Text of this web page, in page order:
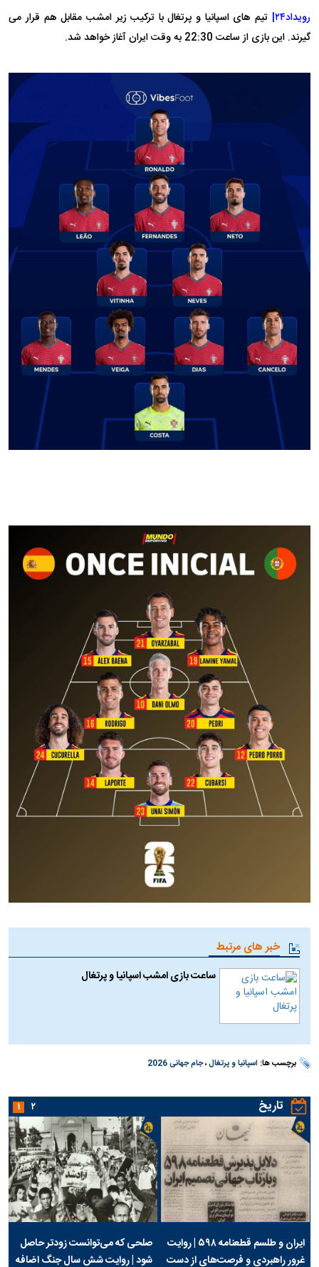
رویداد۲۴|
تیم های اسپانیا و پرتغال با ترکیب زیر امشب مقابل هم قرار می
گیرند. این بازی از ساعت 22:30 به وقت ایران آغاز خواهد شد.
خبر های مرتبط
ساعت بازی امشب اسپانیا و پرتغال
برچسب ها: اسپانیا و پرتغال،جام جهانی 2026
تاریخ
ایران و طلسم قطعنامه ۵۹۸ | روایت
غرور راهبردی و فرصت‌های از دست
صلحی که می‌توانست زودتر حاصل
شود | روایت شش سال جنگ اضافه
۱ ۲